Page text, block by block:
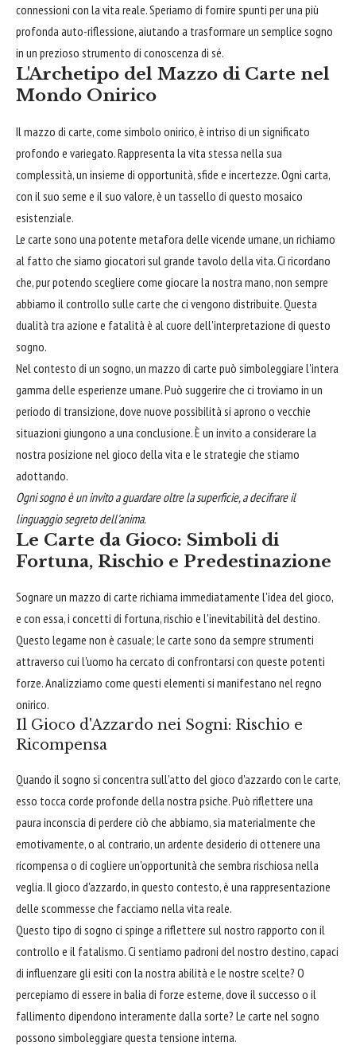
connessioni con la vita reale. Speriamo di fornire spunti per una più
profonda auto-riflessione, aiutando a trasformare un semplice sogno
in un prezioso strumento di conoscenza di sé.
L'Archetipo del Mazzo di Carte nel
Mondo Onirico
Il mazzo di carte, come simbolo onirico, è intriso di un significato
profondo e variegato. Rappresenta la vita stessa nella sua
complessità, un insieme di opportunità, sfide e incertezze. Ogni carta,
con il suo seme e il suo valore, è un tassello di questo mosaico
esistenziale.
Le carte sono una potente metafora delle vicende umane, un richiamo
al fatto che siamo giocatori sul grande tavolo della vita. Ci ricordano
che, pur potendo scegliere come giocare la nostra mano, non sempre
abbiamo il controllo sulle carte che ci vengono distribuite. Questa
dualità tra azione e fatalità è al cuore dell'interpretazione di questo
sogno.
Nel contesto di un sogno, un mazzo di carte può simboleggiare l'intera
gamma delle esperienze umane. Può suggerire che ci troviamo in un
periodo di transizione, dove nuove possibilità si aprono o vecchie
situazioni giungono a una conclusione. È un invito a considerare la
nostra posizione nel gioco della vita e le strategie che stiamo
adottando.
Ogni sogno è un invito a guardare oltre la superficie, a decifrare il
linguaggio segreto dell'anima.
Le Carte da Gioco: Simboli di
Fortuna, Rischio e Predestinazione
Sognare un mazzo di carte richiama immediatamente l'idea del gioco,
e con essa, i concetti di fortuna, rischio e l'inevitabilità del destino.
Questo legame non è casuale; le carte sono da sempre strumenti
attraverso cui l'uomo ha cercato di confrontarsi con queste potenti
forze. Analizziamo come questi elementi si manifestano nel regno
onirico.
Il Gioco d'Azzardo nei Sogni: Rischio e
Ricompensa
Quando il sogno si concentra sull'atto del gioco d'azzardo con le carte,
esso tocca corde profonde della nostra psiche. Può riflettere una
paura inconscia di perdere ciò che abbiamo, sia materialmente che
emotivamente, o al contrario, un ardente desiderio di ottenere una
ricompensa o di cogliere un'opportunità che sembra rischiosa nella
veglia. Il gioco d'azzardo, in questo contesto, è una rappresentazione
delle scommesse che facciamo nella vita reale.
Questo tipo di sogno ci spinge a riflettere sul nostro rapporto con il
controllo e il fatalismo. Ci sentiamo padroni del nostro destino, capaci
di influenzare gli esiti con la nostra abilità e le nostre scelte? O
percepiamo di essere in balia di forze esterne, dove il successo o il
fallimento dipendono interamente dalla sorte? Le carte nel sogno
possono simboleggiare questa tensione interna.